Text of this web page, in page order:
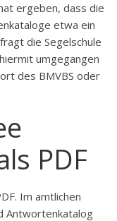
ergeben, dass die
etwa ein
die Segelschule
umgegangen
des BMVBS oder
PDF
Im amtlichen
Antwortenkatalog